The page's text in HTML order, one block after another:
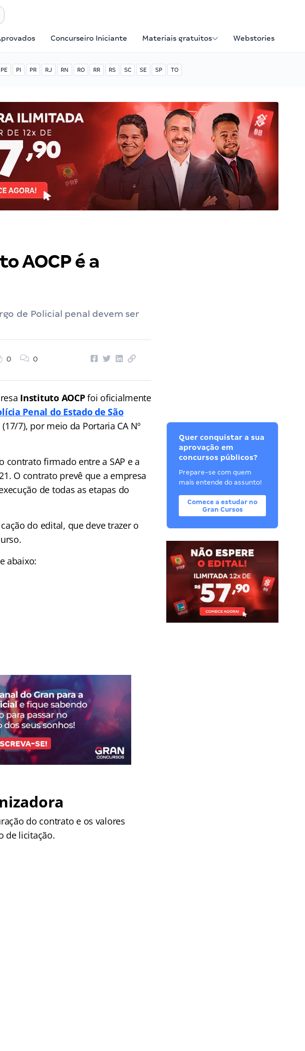
Concurseiro Iniciante Materiais gratuitos Webstories
PE PI PR RJ RN RO RR RS SC SE SP TO
AOCP é a
de Policial penal devem ser
0 0
Instituto AOCPfoi oficialmente
Penal do Estado de São
7), por meio da Portaria CA Nº
contrato firmado entre a SAP e a
O contrato prevê que a empresa
de todas as etapas do
do edital, que deve trazer o
abaixo:
do contrato e os valores
de licitação.
Quer conquistar a sua
aprovação em
concursos públicos?
Prepare-se com quem
mais entende do assunto!
Comece a estudar no
Gran Cursos